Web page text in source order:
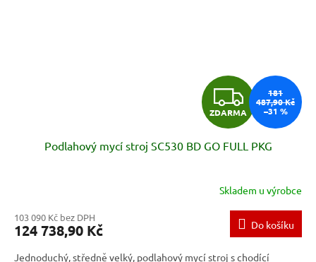
Z
D
A
R
M
A
ZDARMA
181
487,90 Kč
–31 %
Podlahový mycí stroj SC530 BD GO FULL PKG
Skladem u výrobce
103 090 Kč bez DPH
124 738,90 Kč Do košíku
Jednoduchý, středně velký, podlahový mycí stroj s chodící